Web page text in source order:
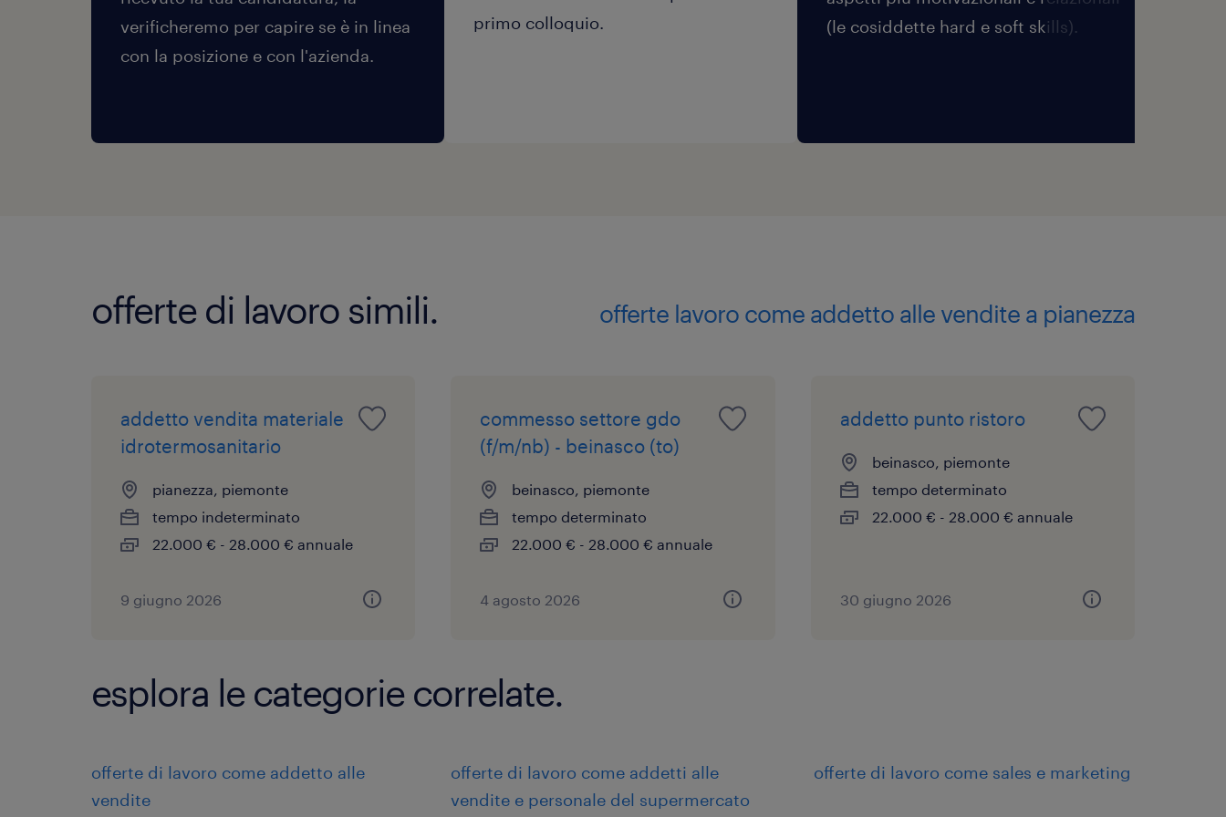
verificheremo per capire se è in linea
con la posizione e con l'azienda.
primo colloquio.
(le cosiddette hard e soft skills).
offerte di lavoro simili. offerte lavoro come addetto alle vendite a pianezza
addetto vendita materiale
idrotermosanitario
pianezza, piemonte
tempo indeterminato
22.000 € - 28.000 € annuale
9 giugno 2026
commesso settore gdo
(f/m/nb) - beinasco (to)
beinasco, piemonte
tempo determinato
22.000 € - 28.000 € annuale
4 agosto 2026
addetto punto ristoro
beinasco, piemonte
tempo determinato
22.000 € - 28.000 € annuale
30 giugno 2026
esplora le categorie correlate.
offerte di lavoro come addetto alle
vendite
offerte di lavoro come addetti alle
vendite e personale del supermercato
offerte di lavoro come sales e marketing